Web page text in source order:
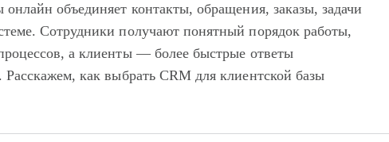
объединяет контакты, обращения, заказы, задачи
Сотрудники получают понятный порядок работы,
а клиенты — более быстрые ответы
как выбрать CRM для клиентской базы